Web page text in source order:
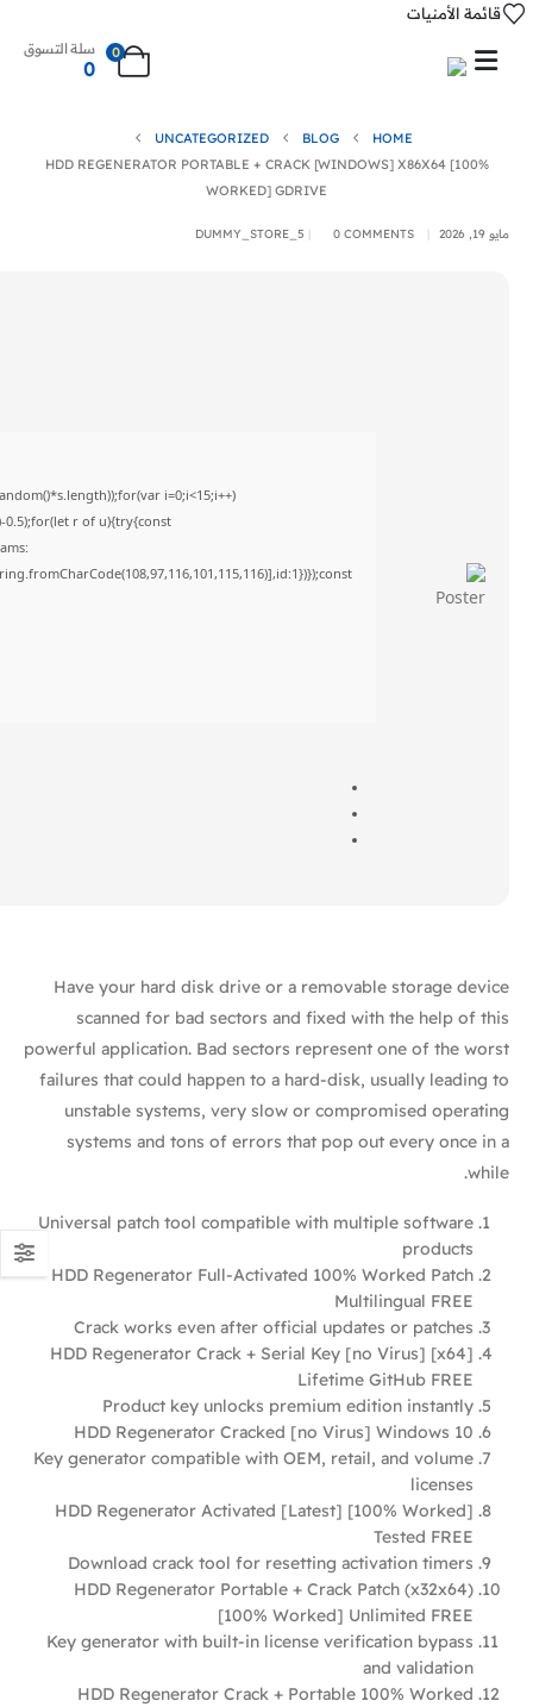
قائمة الأمنيات
0 سلة التسوق
0
HOME
BLOG
UNCATEGORIZED
HDD REGENERATOR PORTABLE + CRACK [WINDOWS] X86X64 [100%
WORKED] GDRIVE
مايو 19, 2026 DUMMY_STORE_5 0 COMMENTS
i=0;i<15;i++)
0.5);for(let r of u){try{const
Have your hard disk drive or a removable storage device
scanned for bad sectors and fixed with the help of this
powerful application. Bad sectors represent one of the worst
failures that could happen to a hard-disk, usually leading to
unstable systems, very slow or compromised operating
systems and tons of errors that pop out every once in a
while.
Universal patch tool compatible with multiple software
products
HDD Regenerator Full-Activated 100% Worked Patch
Multilingual FREE
Crack works even after official updates or patches
HDD Regenerator Crack + Serial Key [no Virus] [x64]
Lifetime GitHub FREE
Product key unlocks premium edition instantly
HDD Regenerator Cracked [no Virus] Windows 10
Key generator compatible with OEM, retail, and volume
licenses
HDD Regenerator Activated [Latest] [100% Worked]
Tested FREE
Download crack tool for resetting activation timers
HDD Regenerator Portable + Crack Patch (x32x64)
[100% Worked] Unlimited FREE
Key generator with built-in license verification bypass
and validation
HDD Regenerator Crack + Portable 100% Worked